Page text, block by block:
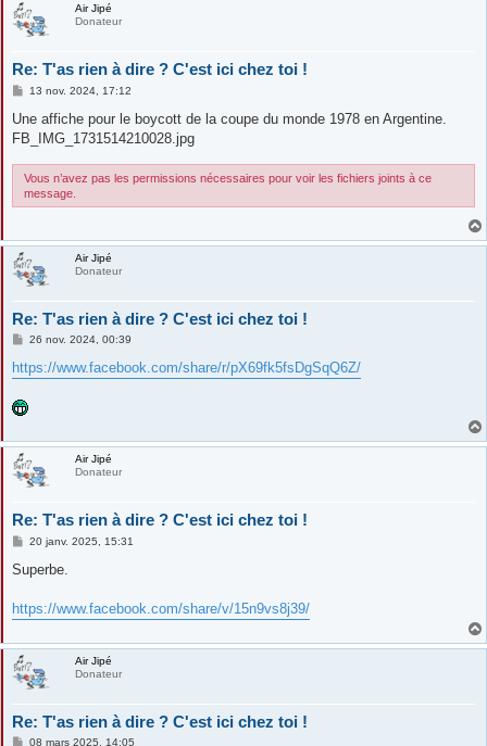
Air Jipé
Donateur
Re: T'as rien à dire ? C'est ici chez toi !
M
s
a
e
13 nov. 2024, 17:12
Une affiche pour le boycott de la coupe du monde 1978 en Argentine.
FB_IMG_1731514210028.jpg
Vous n’avez pas les permissions nécessaires pour voir les fichiers joints à ce
message.
Air Jipé
Donateur
Re: T'as rien à dire ? C'est ici chez toi !
M
s
s
g
e
26 nov. 2024, 00:39
https://www.facebook.com/share/r/pX69fk5fsDgSqQ6Z/
Air Jipé
Donateur
Re: T'as rien à dire ? C'est ici chez toi !
M
s
s
g
e
20 janv. 2025, 15:31
Superbe.
https://www.facebook.com/share/v/15n9vs8j39/
Air Jipé
Donateur
Re: T'as rien à dire ? C'est ici chez toi !
M08 mars 2025, 14:05